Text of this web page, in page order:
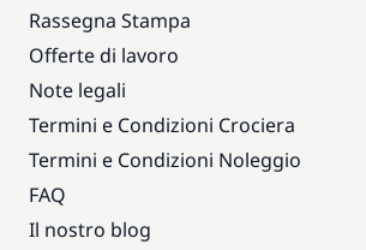
Rassegna Stampa
Offerte di lavoro
Note legali
Termini e Condizioni Crociera
Termini e Condizioni Noleggio
FAQ
Il nostro blog